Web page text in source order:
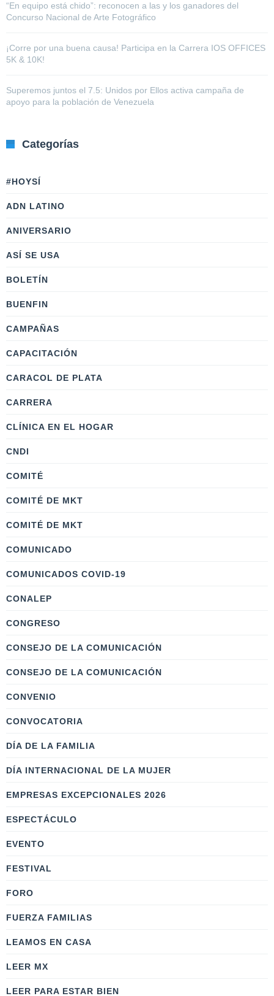
“En equipo está chido”: reconocen a las y los ganadores del
Concurso Nacional de Arte Fotográfico
¡Corre por una buena causa! Participa en la Carrera IOS OFFICES
5K & 10K!
Superemos juntos el 7.5: Unidos por Ellos activa campaña de
apoyo para la población de Venezuela
Categorías
#HOYSÍ
ADN LATINO
ANIVERSARIO
ASÍ SE USA
BOLETÍN
BUENFIN
CAMPAÑAS
CAPACITACIÓN
CARACOL DE PLATA
CARRERA
CLÍNICA EN EL HOGAR
CNDI
COMITÉ
COMITÉ DE MKT
COMITÉ DE MKT
COMUNICADO
COMUNICADOS COVID-19
CONALEP
CONGRESO
CONSEJO DE LA COMUNICACIÓN
CONSEJO DE LA COMUNICACIÓN
CONVENIO
CONVOCATORIA
DÍA DE LA FAMILIA
DÍA INTERNACIONAL DE LA MUJER
EMPRESAS EXCEPCIONALES 2026
ESPECTÁCULO
EVENTO
FESTIVAL
FORO
FUERZA FAMILIAS
LEAMOS EN CASA
LEER MX
LEER PARA ESTAR BIEN